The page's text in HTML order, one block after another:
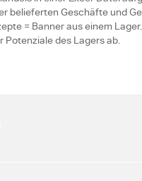
belieferten Geschäfte und
= Banner aus einem
des Lagers ab.